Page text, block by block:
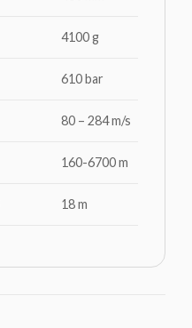
4100 g
610 bar
80 – 284 m/s
160-6700 m
18 m